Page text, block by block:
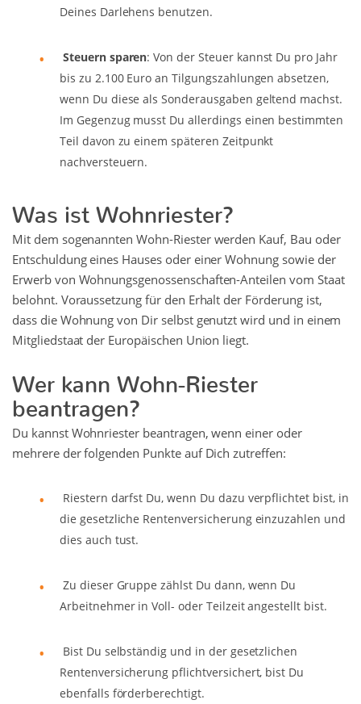
Deines Darlehens benutzen.
Steuern sparen: Von der Steuer kannst Du pro Jahr
bis zu 2.100 Euro an Tilgungszahlungen absetzen,
wenn Du diese als Sonderausgaben geltend machst.
Im Gegenzug musst Du allerdings einen bestimmten
Teil davon zu einem späteren Zeitpunkt
nachversteuern.
Was ist Wohnriester?
Mit dem sogenannten Wohn-Riester werden Kauf, Bau oder
Entschuldung eines Hauses oder einer Wohnung sowie der
Erwerb von Wohnungsgenossenschaften-Anteilen vom Staat
belohnt. Voraussetzung für den Erhalt der Förderung ist,
dass die Wohnung von Dir selbst genutzt wird und in einem
Mitgliedstaat der Europäischen Union liegt.
Wer kann Wohn-Riester
beantragen?
Du kannst Wohnriester beantragen, wenn einer oder
mehrere der folgenden Punkte auf Dich zutreffen:
Riestern darfst Du, wenn Du dazu verpflichtet bist, in
die gesetzliche Rentenversicherung einzuzahlen und
dies auch tust.
Zu dieser Gruppe zählst Du dann, wenn Du
Arbeitnehmer in Voll- oder Teilzeit angestellt bist.
Bist Du selbständig und in der gesetzlichen
Rentenversicherung pflichtversichert, bist Du
ebenfalls förderberechtigt.